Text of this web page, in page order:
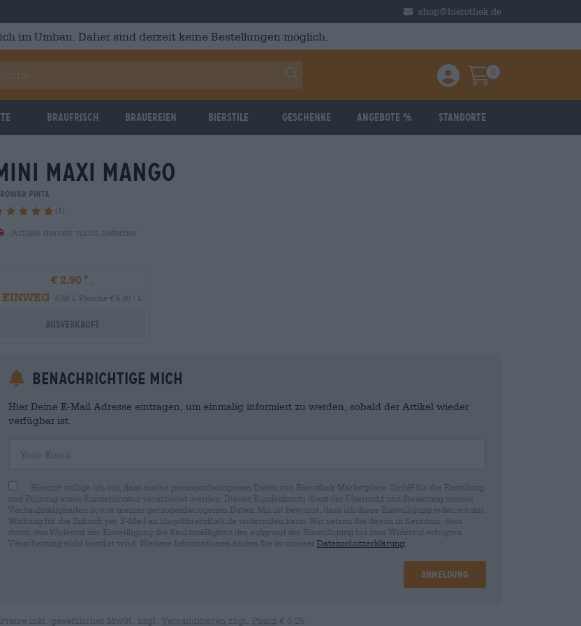
shop@bierothek.de
im Umbau. Daher sind derzeit keine Bestellungen möglich.
Einloggen / Anmelden
Warenkorb
0
Braufrisch Brauereien Bierstile Geschenke Angebote % Standorte
maxi mango
Pinta
(1)
Artikel derzeit nicht lieferbar
€ 2,90
EINWEG
0,50 L Flasche € 5,80 / L
Ausverkauft
Benachrichtige mich
Hier Deine E-Mail Adresse eintragen, um einmalig informiert zu werden, sobald der Artikel wieder
verfügbar ist.
Hiermit willige ich ein, dass meine personenbezogenen Daten von Bierothek Marketplace GmbH für die Erstellung
und Führung eines Kundenkontos verarbeitet werden. Dieses Kundenkonto dient der Übersicht und Steuerung meiner
Verkaufstätigkeiten sowie meiner personenbezogenen Daten. Mir ist bewusst, dass ich diese Einwilligung jederzeit mit
Wirkung für die Zukunft per E-Mail an shop@bierothek.de widerrufen kann. Wir setzen Sie davon in Kenntnis, dass
durch den Widerruf der Einwilligung die Rechtmäßigkeit der aufgrund der Einwilligung bis zum Widerruf erfolgten
Verarbeitung nicht berührt wird. Weitere Informationen finden Sie in unserer Datenschutzerklärung
Anmeldung
Preise inkl. gesetzlicher MwSt. zzgl. Versandkosten zzgl. Pfand € 0,25